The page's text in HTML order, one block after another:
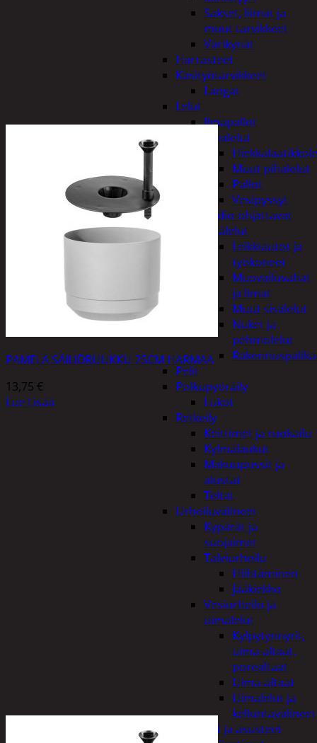
Sakset, liimat ja
muut tarvikkeet
Värikynät
Harrasteet
Käsityötarvikkeet
Langat
Lelut
Ilmapallot
Pihalelut
Muut pihalelut
Pallot
Vesipyssyt
Radio-ohjattavat
Sisälelut
Leikkiautot ja
työkoneet
Muovailuvahat
ja limat
Muut sisälelut
Nuket ja
pehmolelut
Pelit
Polkupyöräily
Lukot
Retkeily
Keittimet ja ruokailu
Kylmälaukut
Makuupussit ja
alustat
Teltat
Urheiluvälineet
Kypärät ja
suojaimet
Talviurheilu
Hiihtäminen
Jääkiekko
Vesiurheilu ja
uimalelut
Kylpytynnyrit,
uima-altaat,
porealtaat
Uima-altaat
Uimalelut ja
kelluntavälineet
Vaatteet ja asusteet
PAMELA SÄILIÖRUUKKU 25CM HARMAA
13,75 €
Lue Lisää